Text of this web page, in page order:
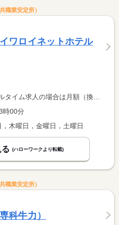
職業安定所）
ワロイネットホテル
換算額）、パート求人の場合は時間額を表示しています。
時00分
木曜日，金曜日，土曜日
(ハローワークより転載)
職業安定所）
科牛力）